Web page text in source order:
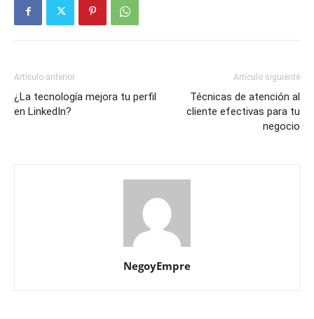
Artículo anterior
¿La tecnología mejora tu perfil
en LinkedIn?
Artículo siguiente
Técnicas de atención al
cliente efectivas para tu
negocio
NegoyEmpre